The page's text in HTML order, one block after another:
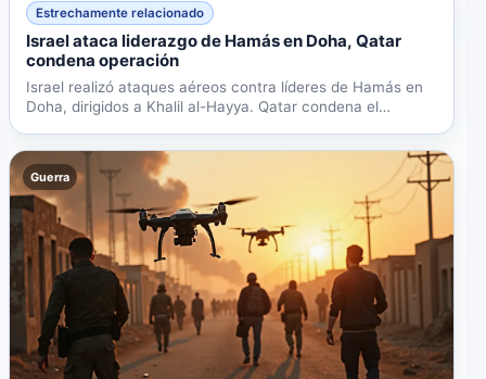
Estrechamente relacionado
Israel ataca liderazgo de Hamás en Doha, Qatar
condena operación
Israel realizó ataques aéreos contra líderes de Hamás en
Doha, dirigidos a Khalil al-Hayya. Qatar condena el
Guerra